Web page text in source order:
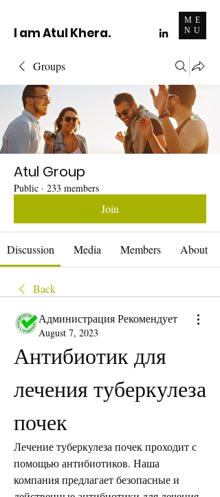
I am Atul Khera.
ME
NU
Groups
Atul Group
Public · 233 members
Join
Discussion Media Members About
Back
Администрация Рекомендует
August 7, 2023
Антибиотик для
лечения туберкулеза
почек
Лечение туберкулеза почек проходит с
помощью антибиотиков. Наша
компания предлагает безопасные и